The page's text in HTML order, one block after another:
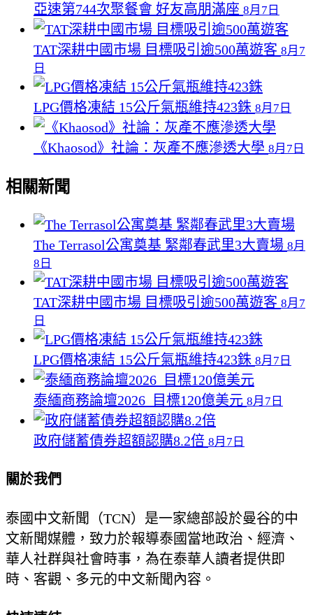
亞速第744次聚餐會 好友高朋滿座 8月7日
TAT深耕中國市場 目標吸引逾500萬遊客 8月7
日
LPG價格凍結 15公斤氣瓶維持423銖 8月7日
《Khaosod》社論：灰產不應滲透大學 8月7日
相關新聞
The Terrasol公寓奠基 緊鄰春武里3大賣場 8月
8日
TAT深耕中國市場 目標吸引逾500萬遊客 8月7
日
LPG價格凍結 15公斤氣瓶維持423銖 8月7日
泰緬商務論壇2026 目標120億美元 8月7日
政府儲蓄債券超額認購8.2倍 8月7日
關於我們
泰國中文新聞（TCN）是一家總部設於曼谷的中
文新聞媒體，致力於報導泰國當地政治、經濟、
華人社群與社會時事，為在泰華人讀者提供即
時、客觀、多元的中文新聞內容。